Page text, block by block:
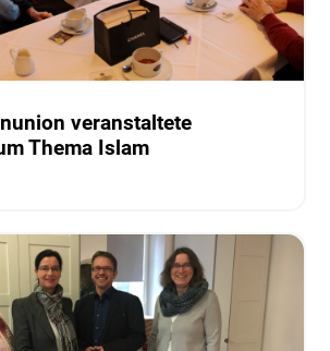
veranstaltete
Thema Islam